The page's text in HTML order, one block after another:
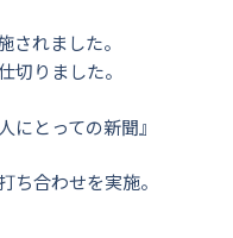
されました。
切りました。
にとっての新聞』
ち合わせを実施。